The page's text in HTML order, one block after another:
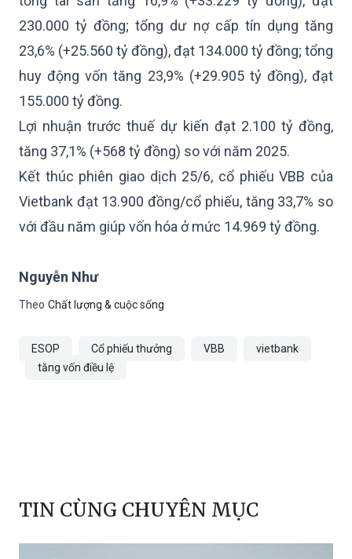
230.000 tỷ đồng; tổng dư nợ cấp tín dụng tăng
23,6% (+25.560 tỷ đồng), đạt 134.000 tỷ đồng; tổng
huy động vốn tăng 23,9% (+29.905 tỷ đồng), đạt
155.000 tỷ đồng.
Lợi nhuận trước thuế dự kiến đạt 2.100 tỷ đồng,
tăng 37,1% (+568 tỷ đồng) so với năm 2025.
Kết thúc phiên giao dịch 25/6, cổ phiếu VBB của
Vietbank đạt 13.900 đồng/cổ phiếu, tăng 33,7% so
với đầu năm giúp vốn hóa ở mức 14.969 tỷ đồng.
Nguyễn Như
Theo Chất lượng & cuộc sống
ESOP Cổ phiếu thưởng VBB
vietbank
tăng vốn điều lệ
TIN CÙNG CHUYÊN MỤC